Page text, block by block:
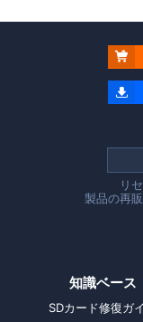


リ
製品の再
知識ベース
SDカード修復ガ